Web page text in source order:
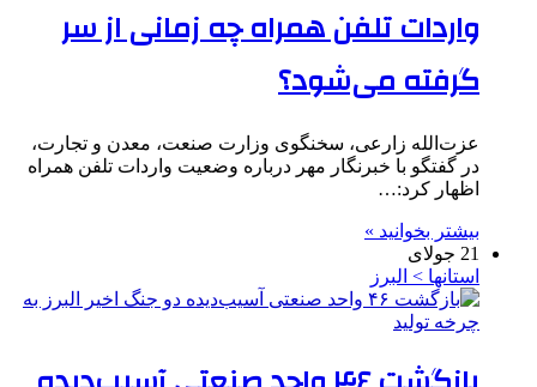
واردات تلفن همراه چه زمانی از سر
گرفته می‌شود؟
عزت‌الله زارعی، سخنگوی وزارت صنعت، معدن و تجارت،
در گفتگو با خبرنگار مهر درباره وضعیت واردات تلفن همراه
اظهار کرد:…
بیشتر بخوانید »
21 جولای
استانها > البرز